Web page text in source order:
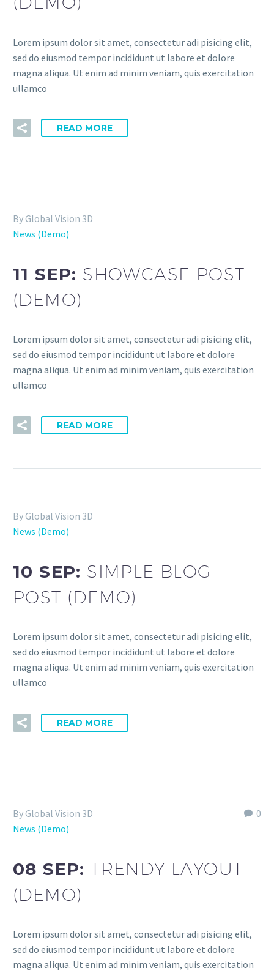
Lorem ipsum dolor sit amet, consectetur adi pisicing elit,
sed do eiusmod tempor incididunt ut labore et dolore
magna aliqua. Ut enim ad minim veniam, quis exercitation
ullamco
READ MORE
By Global Vision 3D
News (Demo)
11 SEP: SHOWCASE POST
(DEMO)
Lorem ipsum dolor sit amet, consectetur adi pisicing elit,
sed do eiusmod tempor incididunt ut labore et dolore
magna aliqua. Ut enim ad minim veniam, quis exercitation
ullamco
READ MORE
By Global Vision 3D
News (Demo)
10 SEP: SIMPLE BLOG
POST (DEMO)
Lorem ipsum dolor sit amet, consectetur adi pisicing elit,
sed do eiusmod tempor incididunt ut labore et dolore
magna aliqua. Ut enim ad minim veniam, quis exercitation
ullamco
READ MORE
0
By Global Vision 3D
News (Demo)
08 SEP:TRENDY LAYOUT
(DEMO)
Lorem ipsum dolor sit amet, consectetur adi pisicing elit,
sed do eiusmod tempor incididunt ut labore et dolore
magna aliqua. Ut enim ad minim veniam, quis exercitation